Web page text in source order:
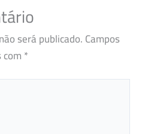
será publicado.Campos
*